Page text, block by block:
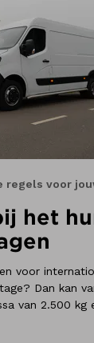
regels voor
het
voor
Dan kan
van 2.500 kg